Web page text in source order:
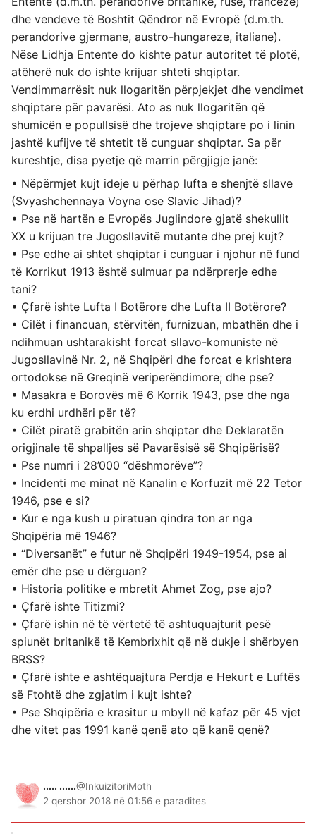
dhe vendeve të Boshtit Qëndror në Evropë (d.m.th.
perandorive gjermane, austro-hungareze, italiane).
Nëse Lidhja Entente do kishte patur autoritet të plotë,
atëherë nuk do ishte krijuar shteti shqiptar.
Vendimmarrësit nuk llogaritën përpjekjet dhe vendimet
shqiptare për pavarësi. Ato as nuk llogaritën që
shumicën e popullsisë dhe trojeve shqiptare po i linin
jashtë kufijve të shtetit të cunguar shqiptar. Sa për
kureshtje, disa pyetje që marrin përgjigje janë:
• Nëpërmjet kujt ideje u përhap lufta e shenjtë sllave
(Svyashchennaya Voyna ose Slavic Jihad)?
• Pse në hartën e Evropës Juglindore gjatë shekullit
XX u krijuan tre Jugosllavitë mutante dhe prej kujt?
• Pse edhe ai shtet shqiptar i cunguar i njohur në fund
të Korrikut 1913 është sulmuar pa ndërprerje edhe
tani?
• Çfarë ishte Lufta I Botërore dhe Lufta II Botërore?
• Cilët i financuan, stërvitën, furnizuan, mbathën dhe i
ndihmuan ushtarakisht forcat sllavo-komuniste në
Jugosllavinë Nr. 2, në Shqipëri dhe forcat e krishtera
ortodokse në Greqinë veriperëndimore; dhe pse?
• Masakra e Borovës më 6 Korrik 1943, pse dhe nga
ku erdhi urdhëri për të?
• Cilët piratë grabitën arin shqiptar dhe Deklaratën
origjinale të shpalljes së Pavarësisë së Shqipërisë?
• Pse numri i 28’000 “dëshmorëve”?
• Incidenti me minat në Kanalin e Korfuzit më 22 Tetor
1946, pse e si?
• Kur e nga kush u piratuan qindra ton ar nga
Shqipëria më 1946?
• “Diversanët” e futur në Shqipëri 1949-1954, pse ai
emër dhe pse u dërguan?
• Historia politike e mbretit Ahmet Zog, pse ajo?
• Çfarë ishte Titizmi?
• Çfarë ishin në të vërtetë të ashtuquajturit pesë
spiunët britanikë të Kembrixhit që në dukje i shërbyen
BRSS?
• Çfarë ishte e ashtëquajtura Perdja e Hekurt e Luftës
së Ftohtë dhe zgjatim i kujt ishte?
• Pse Shqipëria e krasitur u mbyll në kafaz për 45 vjet
dhe vitet pas 1991 kanë qenë ato që kanë qenë?
..... ......@InkuizitoriMoth
2 qershor 2018 në 01:56 e paradites